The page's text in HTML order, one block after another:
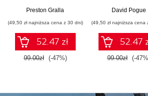
Preston Gralla
(49,50 zł najniższa cena z 30 dni)
52.47 zł
99.00zł (-47%)
David Pogue
(49,50 zł najniższa cena
52.47
99.00zł (-